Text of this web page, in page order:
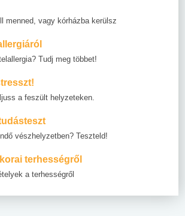
menned, vagy kórházba kerülsz
Tudj meg többet!
a feszült helyzeteken.
vészhelyzetben? Teszteld!
terhességről
a terhességről